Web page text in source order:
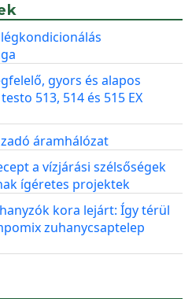
gyors és alapos
513, 514 és 515 EX
áramhálózat
a vízjárási szélsőségek
ígéretes projektek
kora lejárt: Így térül
zuhanycsaptelep